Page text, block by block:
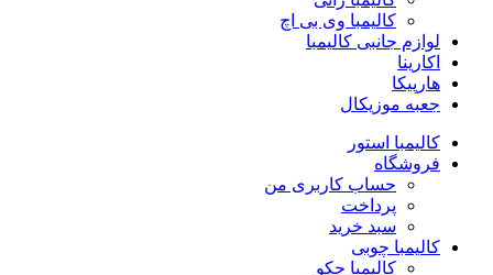
کالیمبا وی بی اچ
لوازم جانبی کالیمبا
اکارینا
هارپیکا
جعبه موزیکال
کالیمبا استور
فروشگاه
حساب کاربری من
پرداخت
سبد خرید
کالیمبا چوبی
کالیمبا جکو